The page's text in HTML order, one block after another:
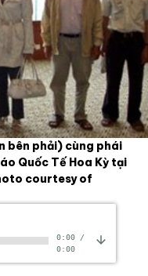
bên phải) cùng phái
Quốc Tế Hoa Kỳ tại
courtesy of
0:00/
0:00